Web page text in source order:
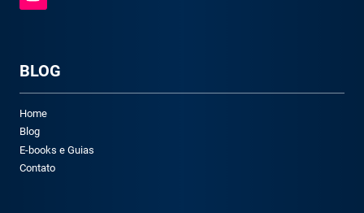
BLOG
Home
Blog
E-books e Guias
Contato